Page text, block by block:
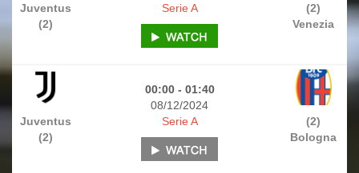
Juventus
(2)
(2)
Venezia
Serie A
00:00 - 01:40
08/12/2024
Juventus
(2)
(2)
Bologna
Serie A